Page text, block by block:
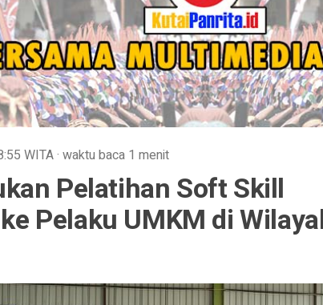
WITA· waktu baca 1 menit
Pelatihan Soft Skill
Pelaku UMKM di